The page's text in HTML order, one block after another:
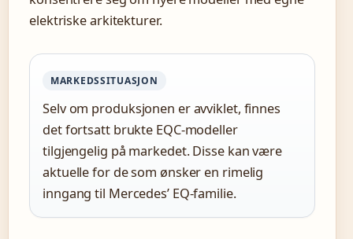
elektriske arkitekturer.
MARKEDSSITUASJON
Selv om produksjonen er avviklet, finnes
det fortsatt brukte EQC-modeller
tilgjengelig på markedet. Disse kan være
aktuelle for de som ønsker en rimelig
inngang til Mercedes’ EQ-familie.